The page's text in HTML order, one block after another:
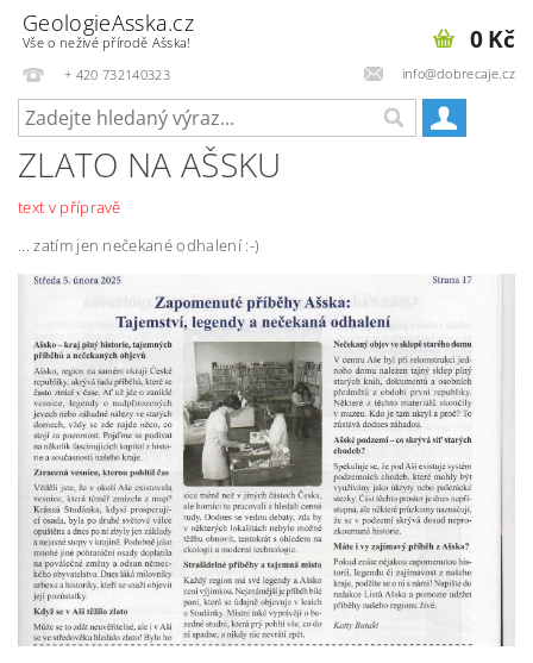
GeologieAsska.cz
Vše o neživé přírodě Ašska!
+ 420 732140323
info@dobrecaje.cz
0 Kč
ZLATO NA AŠSKU
text v přípravě
... zatím jen nečekané odhalení :-)